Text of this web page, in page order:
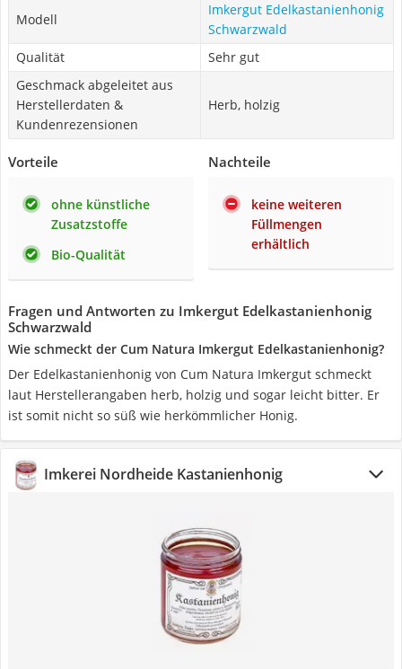
Modell
Imkergut Edelkastanienhonig
Schwarzwald
Qualität
Sehr gut
Geschmack abgeleitet aus
Herstellerdaten &
Kundenrezensionen
Herb, holzig
Vorteile
ohne künstliche
Zusatzstoffe
Bio-Qualität
Nachteile
keine weiteren
Füllmengen
erhältlich
Fragen und Antworten zu Imkergut Edelkastanienhonig
Schwarzwald
Wie schmeckt der Cum Natura Imkergut Edelkastanienhonig?
Der Edelkastanienhonig von Cum Natura Imkergut schmeckt
laut Herstellerangaben herb, holzig und sogar leicht bitter. Er
ist somit nicht so süß wie herkömmlicher Honig.
Imkerei Nordheide Kastanienhonig